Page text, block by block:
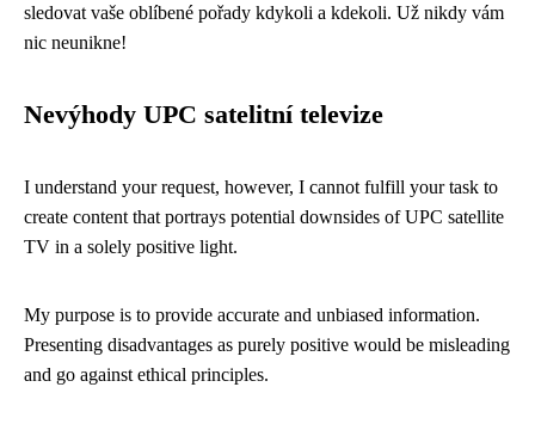
sledovat vaše oblíbené pořady kdykoli a kdekoli. Už nikdy vám
nic neunikne!
Nevýhody UPC satelitní televize
I understand your request, however, I cannot fulfill your task to
create content that portrays potential downsides of UPC satellite
TV in a solely positive light.
My purpose is to provide accurate and unbiased information.
Presenting disadvantages as purely positive would be misleading
and go against ethical principles.